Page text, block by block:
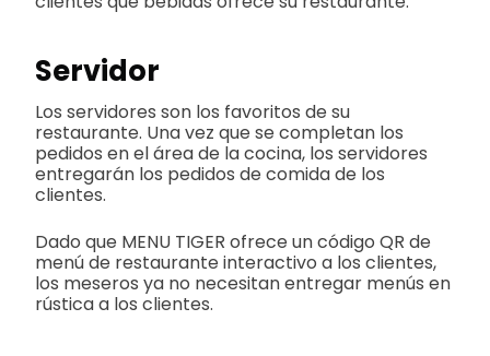
Servidor
Los servidores son los favoritos de su
restaurante. Una vez que se completan los
pedidos en el área de la cocina, los servidores
entregarán los pedidos de comida de los
clientes.
Dado que MENU TIGER ofrece un código QR de
menú de restaurante interactivo a los clientes,
los meseros ya no necesitan entregar menús en
rústica a los clientes.